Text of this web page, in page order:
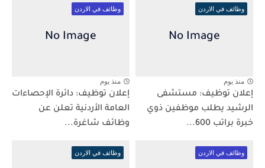
وظائف في الاردن
منذ يوم
إعلان توظيف: مستشفى
الرشيد يطلب موظفين ذوي
خبرة براتب 600...
وظائف في الاردن
منذ يوم
إعلان توظيف: دائرة الإحصاءات
العامة الأردنية تعلن عن
وظائف شاغرة...
وظائف في الاردن وظائف في الاردن